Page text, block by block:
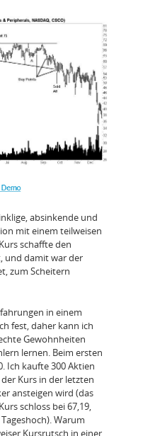
absinkende und
mit einem teilweisen
schaffte den
und damit war der
zum Scheitern
in einem
fest, daher kann ich
Gewohnheiten
lernen. Beim ersten
Ich kaufte 300 Aktien
Kurs in der letzten
ansteigen wird (das
schloss bei 67,19,
Warum
Kursrutsch in einer